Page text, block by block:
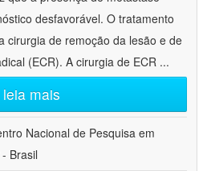
desfavorável. O tratamento
cirurgia de remoção da lesão e de
(ECR). A cirurgia de ECR ...
leia mais
Nacional de Pesquisa em
Brasil